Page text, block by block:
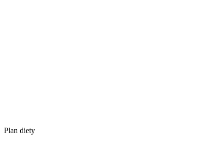
Plan diety